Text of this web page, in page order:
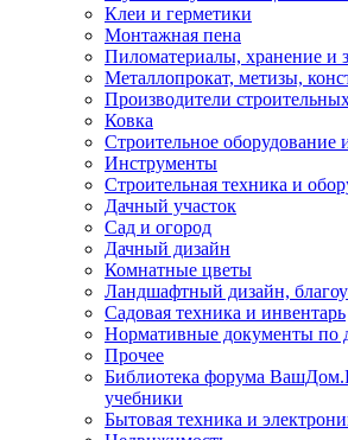
Клеи и герметики
Монтажная пена
Пиломатериалы, хранение и
Металлопрокат, метизы,
Производители
Ковка
Строительное оборудование
Инструменты
Строительная техника и
Дачный участок
Сад и огород
Дачный дизайн
Комнатные цветы
Ландшафтный дизайн,
Садовая техника и инвентарь
Нормативные документы по
Прочее
Библиотека форума
учебники
Бытовая техника и